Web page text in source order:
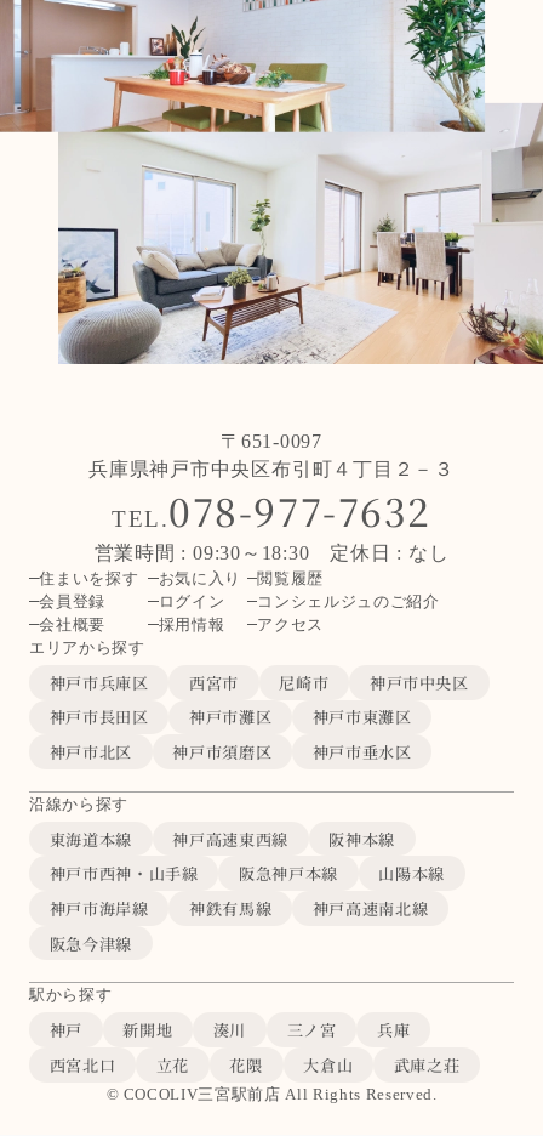
〒651-0097
兵庫県神戸市中央区布引町４丁目２－３
TEL.078-977-7632
営業時間 : 09:30～18:30 定休日 : なし
住まいを探す お気に入り
閲覧履歴
会員登録
ログイン
コンシェルジュのご紹介
会社概要
採用情報
アクセス
エリアから探す
神戸市兵庫区 西宮市 尼崎市
神戸市中央区
神戸市長田区
神戸市灘区
神戸市東灘区
神戸市北区
神戸市須磨区 神戸市垂水区
沿線から探す
東海道本線 神戸高速東西線
阪神本線
神戸市西神・山手線
阪急神戸本線
山陽本線
神戸市海岸線
神鉄有馬線
神戸高速南北線
阪急今津線
駅から探す
神戸 新開地 湊川 三ノ宮
兵庫
西宮北口
立花 花隈 大倉山 武庫之荘
© COCOLIV三宮駅前店 All Rights Reserved.